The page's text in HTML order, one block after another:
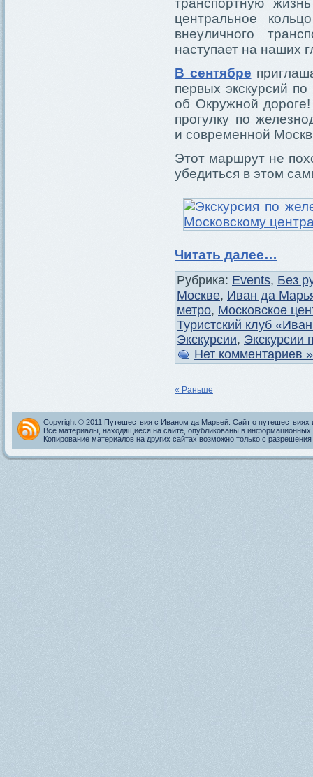
центральное
внеуличного
наступает на наших
В сентябре
первых экскурсий
об Окружной
прогулку по
и современной
Этот маршрут не
убедиться в этом
Читать далее…
Рубрика: Events, Без
Москве, Иван да
метро, Московское
Туристский клуб
Экскурсии, Экскурсии
Нет комментариев »
« Раньше
Copyright © 2011 Путешествия с Иваном да Марьей. Сайт о путешествиях
Все материалы, находящиеся на сайте, опубликованы в информационных
Копирование материалов на других сайтах возможно только с разрешения